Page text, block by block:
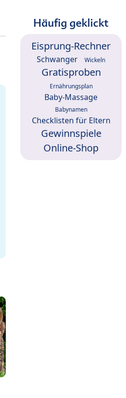
Häufig geklickt
Eisprung-Rechner
Schwanger Wickeln
Gratisproben
Ernährungsplan
Baby-Massage
Babynamen
Checklisten für Eltern
Gewinnspiele
Online-Shop